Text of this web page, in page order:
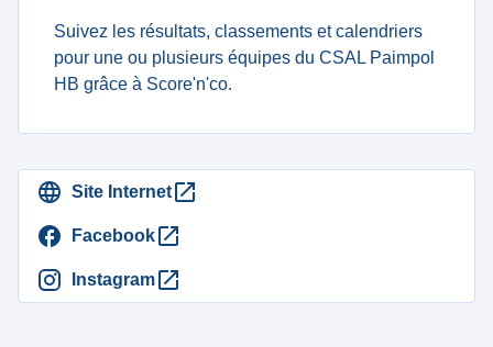
Suivez les résultats, classements et calendriers
pour une ou plusieurs équipes du CSAL Paimpol
HB grâce à Score'n'co.
Site Internet
Facebook
Instagram